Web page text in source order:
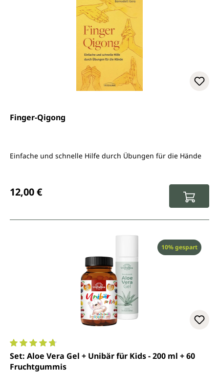
Finger-Qigong
Einfache und schnelle Hilfe durch Übungen für die Hände
12,00 €
Rabatt
10% gespart
Durchschnittliche Bewertung von 4.7 von 5 Sternen
Set: Aloe Vera Gel + Unibär für Kids - 200 ml + 60
Fruchtgummis